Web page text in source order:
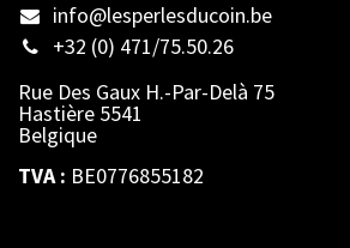
info@lesperlesducoin.be​
+32 (0) 471/75.50.26
Rue Des Gaux H.-Par-Delà 75
Hastière 5541
Belgique
TVA : BE0776855182